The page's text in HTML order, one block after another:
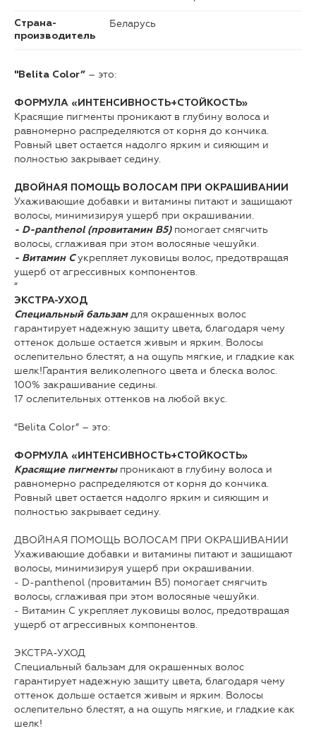
Страна-
производитель
Беларусь
"Belita Color” – это:
ФОРМУЛА «ИНТЕНСИВНОСТЬ+СТОЙКОСТЬ»
Красящие пигменты проникают в глубину волоса и
равномерно распределяются от корня до кончика.
Ровный цвет остается надолго ярким и сияющим и
полностью закрывает седину.
ДВОЙНАЯ ПОМОЩЬ ВОЛОСАМ ПРИ ОКРАШИВАНИИ
Ухаживающие добавки и витамины питают и защищают
волосы, минимизируя ущерб при окрашивании.
- D-panthenol (провитамин В5)помогает смягчить
волосы, сглаживая при этом волосяные чешуйки.
- Витамин Сукрепляет луковицы волос, предотвращая
ущерб от агрессивных компонентов.
“
ЭКСТРА-УХОД
Специальный бальзамдля окрашенных волос
гарантирует надежную защиту цвета, благодаря чему
оттенок дольше остается живым и ярким. Волосы
ослепительно блестят, а на ощупь мягкие, и гладкие как
шелк!Гарантия великолепного цвета и блеска волос.
100% закрашивание седины.
17 ослепительных оттенков на любой вкус.
“Belita Color” – это:
ФОРМУЛА «ИНТЕНСИВНОСТЬ+СТОЙКОСТЬ»
Красящие пигментыпроникают в глубину волоса и
равномерно распределяются от корня до кончика.
Ровный цвет остается надолго ярким и сияющим и
полностью закрывает седину.
ДВОЙНАЯ ПОМОЩЬ ВОЛОСАМ ПРИ ОКРАШИВАНИИ
Ухаживающие добавки и витамины питают и защищают
волосы, минимизируя ущерб при окрашивании.
- D-panthenol (провитамин В5) помогает смягчить
волосы, сглаживая при этом волосяные чешуйки.
- Витамин С укрепляет луковицы волос, предотвращая
ущерб от агрессивных компонентов.
ЭКСТРА-УХОД
Специальный бальзам для окрашенных волос
гарантирует надежную защиту цвета, благодаря чему
оттенок дольше остается живым и ярким. Волосы
ослепительно блестят, а на ощупь мягкие, и гладкие как
шелк!